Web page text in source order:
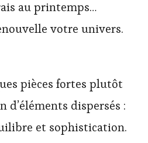
au printemps…
votre univers.
pièces fortes plutôt
d’éléments dispersés :
et sophistication.